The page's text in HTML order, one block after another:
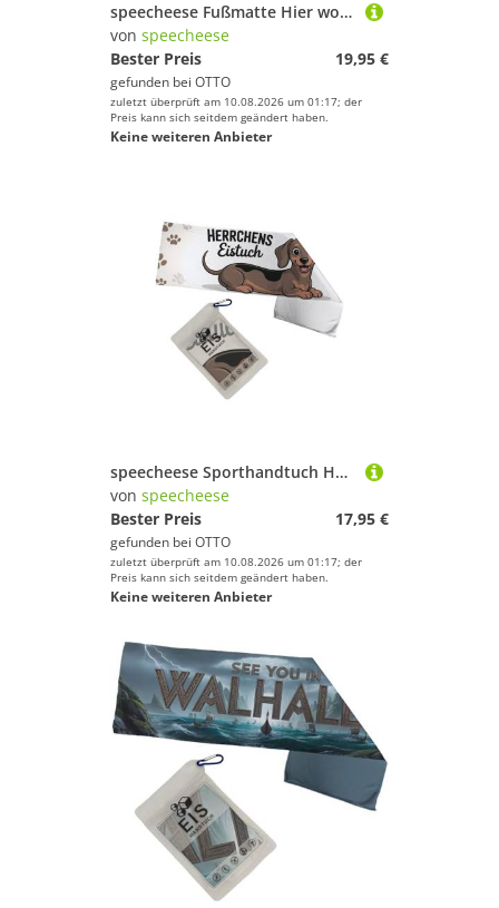
speecheese Fußmatte Hier wohnt ein Aue Fan Fußmatte mit Rasen Motiv Fußball Stadion Sport
von speecheese
Bester Preis
19,95 €
gefunden bei OTTO
zuletzt überprüft am 10.08.2026 um 01:17; der
Preis kann sich seitdem geändert haben.
Keine weiteren Anbieter
speecheese Sporthandtuch Herrchens Eistuch Dackel Pfoten Cartoon Eishandtuch
von speecheese
Bester Preis
17,95 €
gefunden bei OTTO
zuletzt überprüft am 10.08.2026 um 01:17; der
Preis kann sich seitdem geändert haben.
Keine weiteren Anbieter